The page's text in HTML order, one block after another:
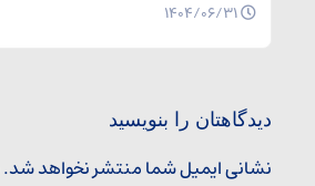
دیدگاهتان را بنویسید
نشانی ایمیل شما منتشر نخواهد شد.